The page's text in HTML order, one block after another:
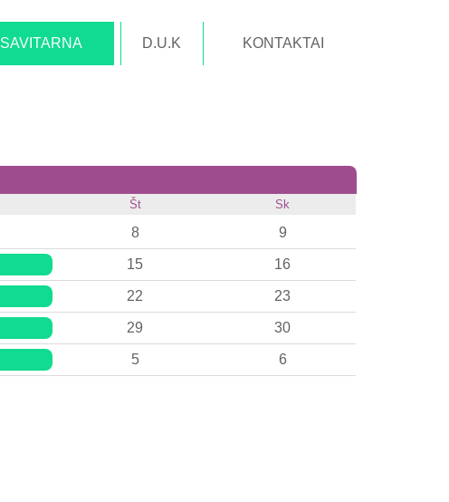
SAVITARNA D.U.K KONTAKTAI
Št Sk
8 9
15 16
22 23
29 30
5 6